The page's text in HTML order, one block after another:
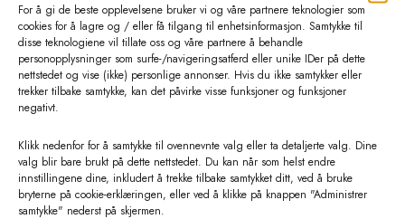
For å gi de beste opplevelsene bruker vi og våre partnere teknologier som
cookies for å lagre og / eller få tilgang til enhetsinformasjon. Samtykke til
disse teknologiene vil tillate oss og våre partnere å behandle
personopplysninger som surfe-/navigeringsatferd eller unike IDer på dette
nettstedet og vise (ikke) personlige annonser. Hvis du ikke samtykker eller
trekker tilbake samtykke, kan det påvirke visse funksjoner og funksjoner
negativt.
Klikk nedenfor for å samtykke til ovennevnte valg eller ta detaljerte valg. Dine
valg blir bare brukt på dette nettstedet. Du kan når som helst endre
innstillingene dine, inkludert å trekke tilbake samtykket ditt, ved å bruke
bryterne på cookie-erklæringen, eller ved å klikke på knappen "Administrer
samtykke" nederst på skjermen.
lammebar Bøtte
kr22,00 eks. MVA